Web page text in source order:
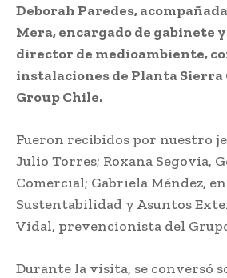
Deborah Paredes,
Mera, encargado de gabinete
director de medioambiente,
instalaciones de Planta Sierra
Group Chile.
Fueron recibidos por nuestro
Julio Torres; Roxana Segovia,
Comercial; Gabriela Méndez,
Sustentabilidad y Asuntos
Vidal, prevencionista del
Durante la visita, se conversó